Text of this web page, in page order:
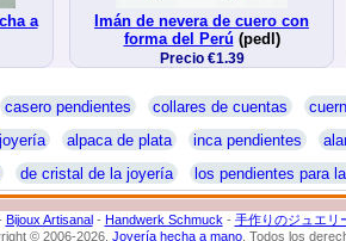
a
Imán de nevera de cuero con
forma del Perú (pedl)
Precio €1.39
casero pendientes collares de cuentas
alpaca de plata inca pendientes
de cristal de la joyería los pendientes para
Bijoux Artisanal- Handwerk Schmuck - 手作りのジュエリ
© 2006-2026. Joyería hecha a mano. Todos los